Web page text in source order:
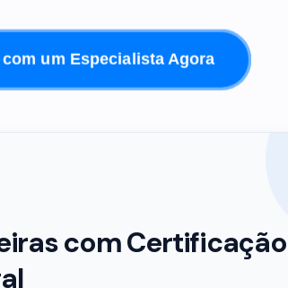
com um Especialista Agora
com